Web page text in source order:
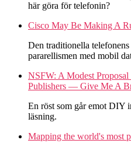
här göra för telefonin?
Cisco May Be Making A
Den traditionella
pararellismen med mobil
NSFW: A Modest
Publishers — Give Me A
En röst som går emot DIY
läsning.
Mapping the world's most